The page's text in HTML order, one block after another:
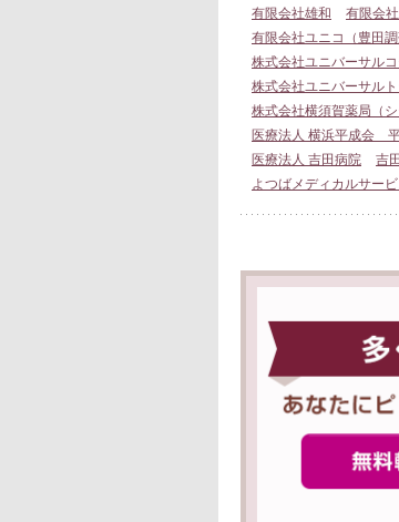
有限会社雄和
有限会
有限会社ユニコ（豊田調
株式会社ユニバーサル
株式会社ユニバーサル
株式会社横須賀薬局（シ
医療法人 横浜平成会
医療法人 吉田病院
吉
よつばメディカルサー